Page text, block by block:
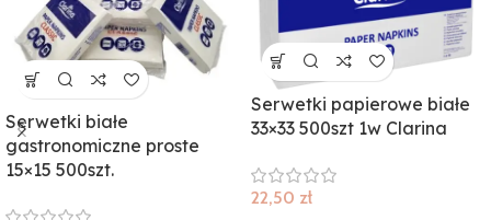
Serwetki białe
gastronomiczne proste
15×15 500szt.
Serwetki papierowe białe
33×33 500szt 1w Clarina
22,50 zł